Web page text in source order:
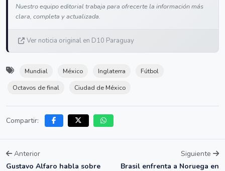
Nuestro equipo editorial trabaja para ofrecerte la información más
clara, completa y actualizada.
Ver noticia original en D10 Paraguay
Mundial México Inglaterra
Fútbol
Octavos de final
Ciudad de México
Compartir:
Anterior
Gustavo Alfaro habla sobre
Siguiente
Brasil enfrenta a Noruega en